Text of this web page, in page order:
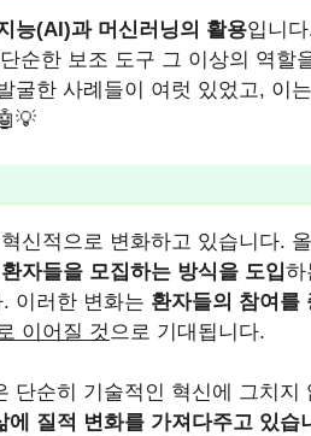
능(AI)과 머신러닝의 활용입니
순한 보조 도구 그 이상의 역할
굴한 사례들이 여럿 있었고, 이는
신적으로 변화하고 있습니다.
자들을 모집하는 방식을 도입하
이러한 변화는 환자들의 참여를
이어질 것 으로 기대됩니다.
단순히 기술적인 혁신에 그치
에 질적 변화를 가져다주고 있습